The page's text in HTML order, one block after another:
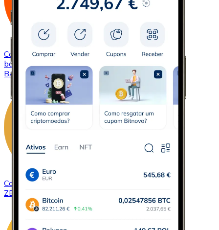
ComprarBasic Attention Tokencom transferência
bancárias
BAT
ComprarZCash
ZEC